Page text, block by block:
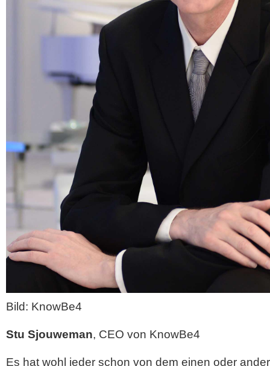
Bild: KnowBe4
Stu Sjouweman, CEO von KnowBe4
Es hat wohl jeder schon von dem einen oder